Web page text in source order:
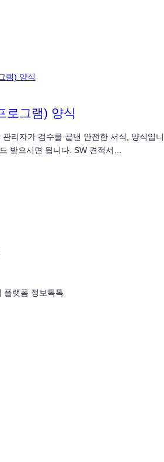
로그램) 양식
리자가 검수를 끝낸 안전한 서식, 양식입니
받으시면 됩니다. SW 견적서…
플랫폼 정보톡톡